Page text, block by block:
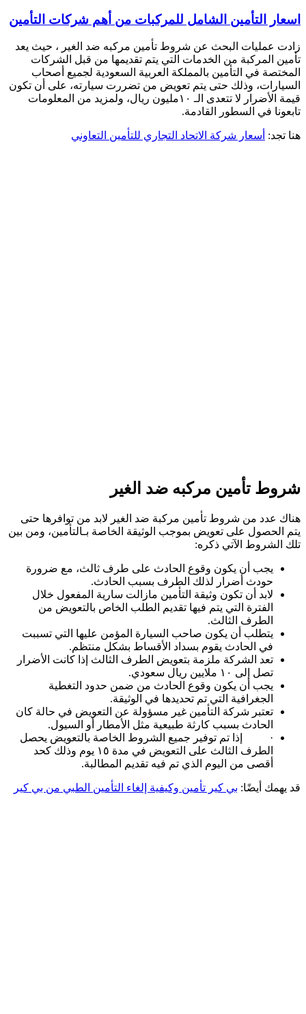
اسعار التأمين الشامل للمركبات من أهم شركات التأمين
زادت عمليات البحث عن شروط تأمين مركبه ضد الغير ، حيث يعد
تأمين المركبة من الخدمات التي يتم تقديمها من قبل الشركات
المختصة في التأمين بالمملكة العربية السعودية لجميع أصحاب
السيارات، وذلك حتى يتم تعويض من تضررت سيارته، على أن تكون
قيمة الأضرار لا تتعدى الـ ١٠مليون ريال، ولمزيد من المعلومات
تابعونا في السطور القادمة.
هنا تجد: أسعار شركة الاتحاد التجاري للتأمين التعاوني
شروط تأمين مركبه ضد الغير
هناك عدد من شروط تأمين مركبة ضد الغير لابد من توافرها حتى
يتم الحصول على تعويض بموجب الوثيقة الخاصة بـالتأمين، ومن بين
تلك الشروط الآتي ذكره:
يجب أن يكون وقوع الحادث على طرف ثالث، مع ضرورة
حودث أضرار لذلك الطرف بسبب الحادث.
لابد أن تكون وثيقة التأمين مازالت سارية المفعول خلال
الفترة التي يتم فيها تقديم الطلب الخاص بالتعويض من
الطرف الثالث.
يتطلب أن يكون صاحب السيارة المؤمن عليها التي تسببت
في الحادث يقوم بسداد الأقساط بشكل منتظم.
تعد الشركة ملزمة بتعويض الطرف الثالث إذا كانت الأضرار
تصل إلى ١٠ ملايين ريال سعودي.
يجب أن يكون وقوع الحادث من ضمن حدود التغطية
الجغرافية التي تم تحديدها في الوثيقة.
تعتبر شركة التأمين غير مسؤولة عن التعويض في حالة كان
الحادث بسبب كارثة طبيعية مثل الأمطار أو السيول.
· إذا تم توفير جميع الشروط الخاصة بالتعويض يحصل
الطرف الثالث على التعويض في مدة ١٥ يوم وذلك كحد
أقصى من اليوم الذي تم فيه تقديم المطالبة.
قد يهمك أيضًا: بي كير تأمين وكيفية إلغاء التأمين الطبي من بي كير